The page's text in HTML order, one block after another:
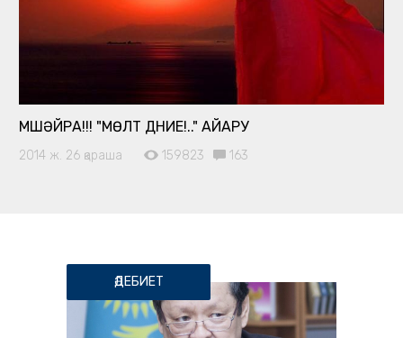
МҮШӘЙРА!!! "МӨЛТ ДҮНИЕ!.." АЙАРУ
2014 ж. 26 қараша 159823 163
ӘДЕБИЕТ